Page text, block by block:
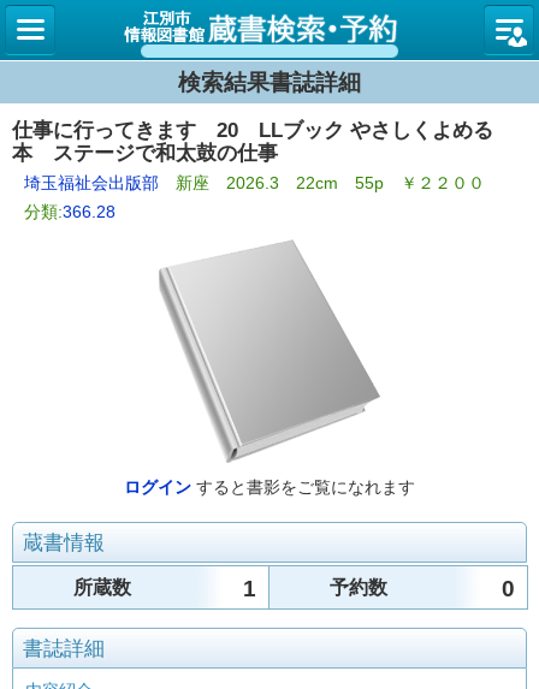
図書館
検索結果書誌詳細
仕事に行ってきます 20 LLブック やさしくよめる
本 ステージで和太鼓の仕事
埼玉福祉会出版部 新座 2026.3 22cm 55p ￥２２００
分類:366.28
ログイン すると書影をご覧になれます
蔵書情報
所蔵数 1 予約数 0
書誌詳細